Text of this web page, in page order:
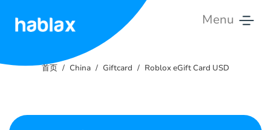
Menu
首页 China Giftcard Roblox eGift Card USD